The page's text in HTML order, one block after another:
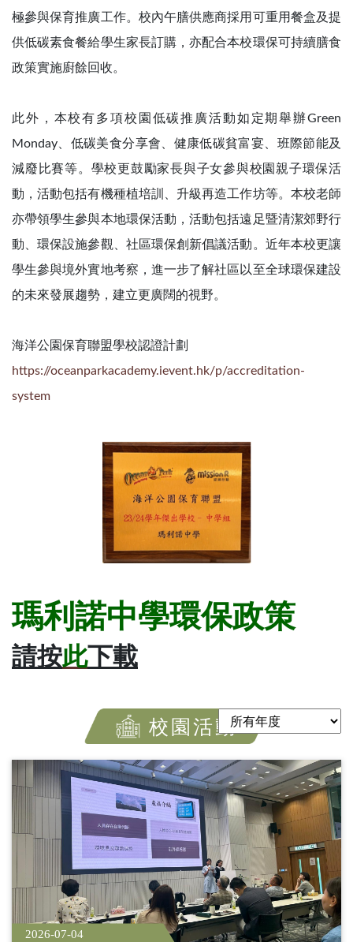
極參與保育推廣工作。校內午膳供應商採用可重用餐盒及提
供低碳素食餐給學生家長訂購，亦配合本校環保可持續膳食
政策實施廚餘回收。
此外，本校有多項校園低碳推廣活動如定期舉辦Green
Monday、低碳美食分享會、健康低碳貧富宴、班際節能及
減廢比賽等。學校更鼓勵家長與子女參與校園親子環保活
動，活動包括有機種植培訓、升級再造工作坊等。本校老師
亦帶領學生參與本地環保活動，活動包括遠足暨清潔郊野行
動、環保設施參觀、社區環保創新倡議活動。近年本校更讓
學生參與境外實地考察，進一步了解社區以至全球環保建設
的未來發展趨勢，建立更廣闊的視野。
海洋公園保育聯盟學校認證計劃
https://oceanparkacademy.ievent.hk/p/accreditation-
system
瑪利諾中學環保政策
請按此下載
校園活動
2026-07-04